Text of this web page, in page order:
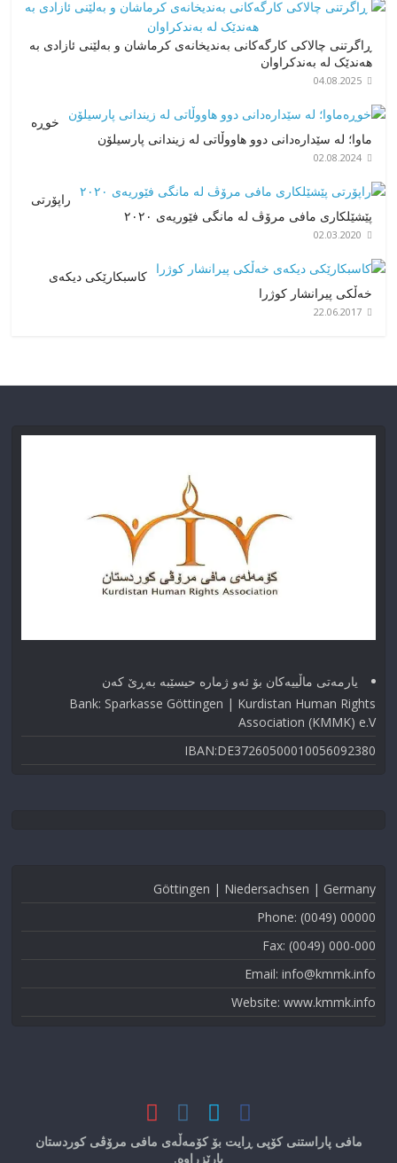
ڕاگرتنی چالاکی کارگەکانی بەندیخانەی کرماشان و بەلێنی ئازادی بە
هەندێک لە بەندکراوان
04.08.2025
خوڕە
ماوا؛ لە سێدارەدانی دوو هاووڵاتی له زیندانی پارسیلۆن
02.08.2024
راپۆرتی
پێشێلكاری مافی مرۆڤ له‌ مانگی فێوریەی ٢٠٢٠
02.03.2020
کاسبکارێکی دیکه‌ی
خه‌ڵکی پیرانشار کوژرا
22.06.2017
یارمەتی ماڵییەکان بۆ ئەو ژماره حیسێبە بەڕێ کەن
Bank: Sparkasse Göttingen | Kurdistan Human Rights
Association (KMMK) e.V
IBAN:DE37260500010056092380
Göttingen | Niedersachsen | Germany
Phone: (0049) 00000
Fax: (0049) 000-000
Email: info@kmmk.info
Website: www.kmmk.info
مافی پاراستنی کۆپی ڕایت بۆ کۆمەڵەی مافی مرۆڤی کوردستان
پارێزراوە.